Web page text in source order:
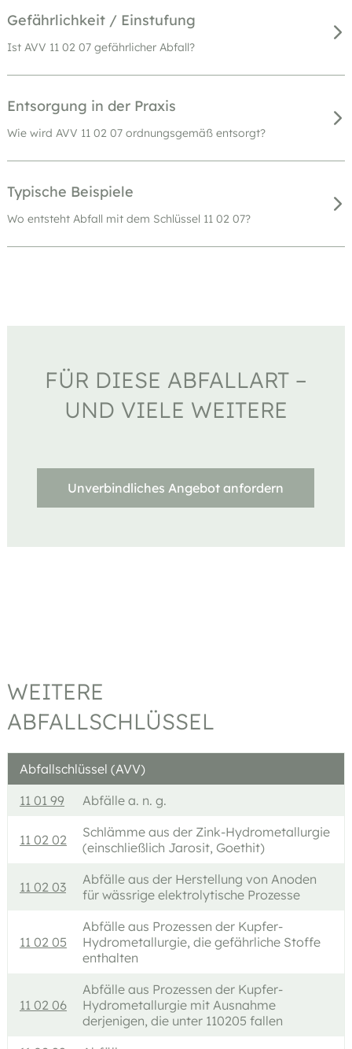
Gefährlichkeit / Einstufung
Ist AVV 11 02 07 gefährlicher Abfall?
Entsorgung in der Praxis
Wie wird AVV 11 02 07 ordnungsgemäß entsorgt?
Typische Beispiele
Wo entsteht Abfall mit dem Schlüssel 11 02 07?
FÜR DIESE ABFALLART –
UND VIELE WEITERE
Unverbindliches Angebot anfordern
WEITERE
ABFALLSCHLÜSSEL
Abfallschlüssel (AVV)
11 01 99
Abfälle a. n. g.
11 02 02
Schlämme aus der Zink-Hydrometallurgie
(einschließlich Jarosit, Goethit)
11 02 03
Abfälle aus der Herstellung von Anoden
für wässrige elektrolytische Prozesse
11 02 05
Abfälle aus Prozessen der Kupfer-
Hydrometallurgie, die gefährliche Stoffe
enthalten
11 02 06
Abfälle aus Prozessen der Kupfer-
Hydrometallurgie mit Ausnahme
derjenigen, die unter 110205 fallen